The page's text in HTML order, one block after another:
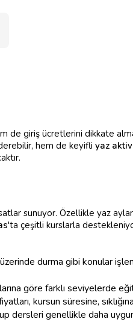
de giriş ücretlerini dikkate
hem de keyifli yaz
sunuyor. Özellikle yaz
'ta çeşitli kurslarla
durma gibi konular
göre farklı seviyelerde
kursun süresine,
dersleri genellikle daha